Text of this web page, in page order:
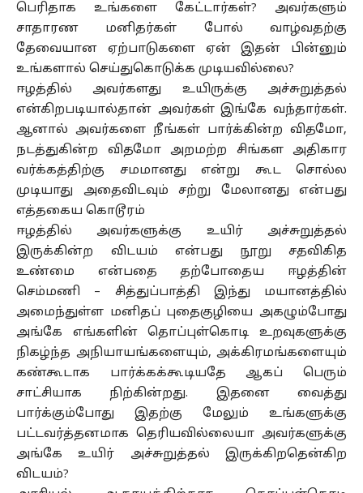
பெரிதாக உங்களை கேட்டார்கள்? அவர்களும்
சாதாரண மனிதர்கள் போல் வாழ்வதற்கு
தேவையான ஏற்பாடுகளை ஏன் இதன் பின்னும்
உங்களால் செய்துகொடுக்க முடியவில்லை?
ஈழத்தில் அவர்களது உயிருக்கு அச்சுறுத்தல்
என்கிறபடியால்தான் அவர்கள் இங்கே வந்தார்கள்.
ஆனால் அவர்களை நீங்கள் பார்க்கின்ற விதமோ,
நடத்துகின்ற விதமோ அறமற்ற சிங்கள அதிகார
வர்க்கத்திற்கு சமமானது என்று கூட சொல்ல
முடியாது அதைவிடவும் சற்று மேலானது என்பது
எத்தகைய கொடூரம்
ஈழத்தில் அவர்களுக்கு உயிர் அச்சுறுத்தல்
இருக்கின்ற விடயம் என்பது நூறு சதவிகித
உண்மை என்பதை தற்போதைய ஈழத்தின்
செம்மணி – சித்துப்பாத்தி இந்து மயானத்தில்
அமைந்துள்ள மனிதப் புதைகுழியை அகழும்போது
அங்கே எங்களின் தொப்புள்கொடி உறவுகளுக்கு
நிகழ்ந்த அநியாயங்களையும், அக்கிரமங்களையும்
கண்கூடாக பார்க்கக்கூடியதே ஆகப் பெரும்
சாட்சியாக நிற்கின்றது. இதனை வைத்து
பார்க்கும்போது இதற்கு மேலும் உங்களுக்கு
பட்டவர்த்தனமாக தெரியவில்லையா அவர்களுக்கு
அங்கே உயிர் அச்சுறுத்தல் இருக்கிறதென்கிற
விடயம்?